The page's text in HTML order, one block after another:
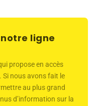
ligne
propose en accès
Si nous avons fait le
au plus grand
d’information sur la